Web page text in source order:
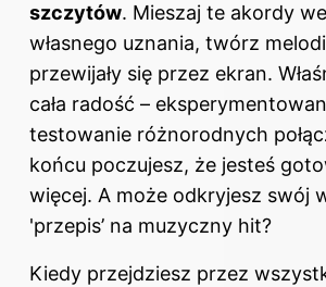
szczytów. Mieszaj te akordy
własnego uznania, twórz
przewijały się przez ekran.
cała radość –
testowanie różnorodnych
końcu poczujesz, że jesteś
więcej. A może odkryjesz swój
'przepis’ na muzyczny hit?
Kiedy przejdziesz przez